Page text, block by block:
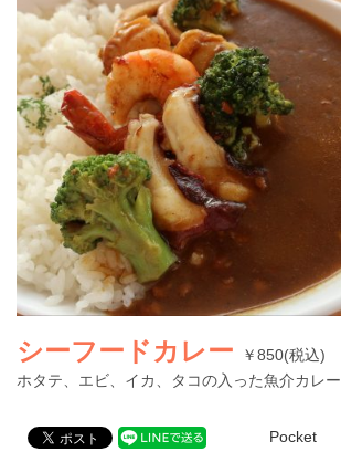
シーフードカレー
￥850(税込)
ホタテ、エビ、イカ、タコの入った魚介カレー
Pocket